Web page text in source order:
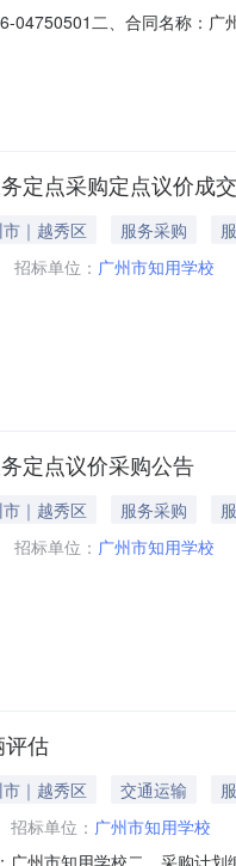
04750501二、合同名称：
四街7号902房联系方式：
定点采购定点议价成
｜越秀区 服务采购
招标单位： 广州市知用学校
定点议价采购公告
｜越秀区 服务采购
招标单位： 广州市知用学校
估
｜越秀区 交通运输
招标单位： 广州市知用学校
广州市知用学校二、采购计